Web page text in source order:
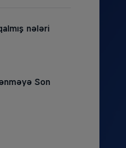
nələri
Son